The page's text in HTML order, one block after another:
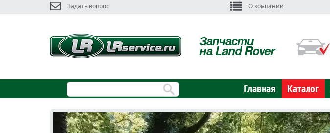
Задать вопрос О компании
Запчасти
на Land Rover
Главная Каталог